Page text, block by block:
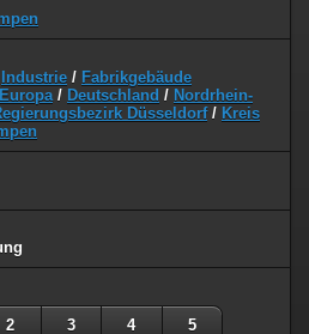
Industrie / Fabrikgebäude
Europa / Deutschland / Nordrhein-
Düsseldorf/ Kreis
2 3 4 5